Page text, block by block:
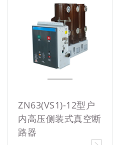
ZN63(VS1)-12型户
内高压侧装式真空断
路器